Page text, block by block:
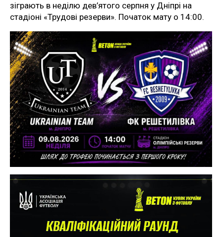
зіграють в неділю дев’ятого серпня у Дніпрі на
стадіоні «Трудові резерви». Початок мату о 14:00.